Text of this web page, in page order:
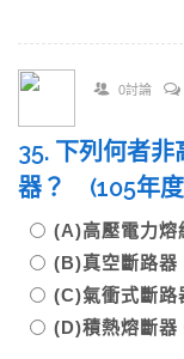
0討論
35. 下列何者
器？ (105年
(A)高壓電力熔
(B)真空斷路器
(C)氣衝式斷路
(D)積熱熔斷器